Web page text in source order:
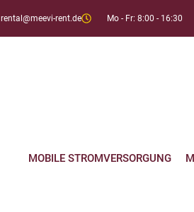
rental@meevi-rent.de Mo - Fr: 8:00 - 16:30
MOBILE STROMVERSORGUNG